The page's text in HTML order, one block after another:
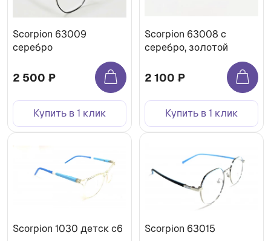
Scorpion 63009
серебро
2 500 ₽
Купить в 1 клик
Scorpion 63008 с
серебро, золотой
2 100 ₽
Купить в 1 клик
Scorpion 1030 детск с6 Scorpion 63015